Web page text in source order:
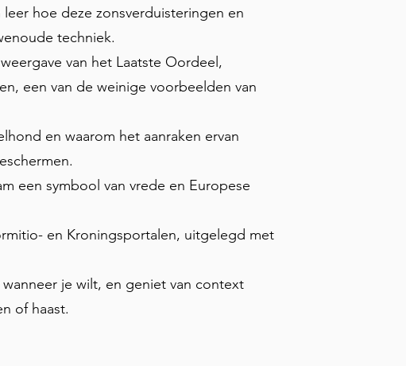
hoe deze zonsverduisteringen en
techniek.
van het Laatste Oordeel,
een van de weinige voorbeelden van
en waarom het aanraken ervan
een symbool van vrede en Europese
en Kroningsportalen, uitgelegd met
je wilt, en geniet van context
of haast.